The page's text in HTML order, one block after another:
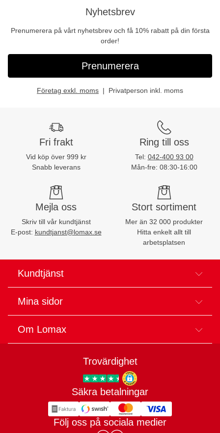
Nyhetsbrev
Prenumerera på vårt nyhetsbrev och få 10% rabatt på din första
order!
Prenumerera
Företag exkl. moms Privatperson inkl. moms
Fri frakt
Vid köp över 999 kr
Snabb leverans
Ring till oss
Tel: 042-400 93 00
Mån-fre: 08:30-16:00
Mejla oss
Skriv till vår kundtjänst
E-post: kundtjanst@lomax.se
Stort sortiment
Mer än 32 000 produkter
Hitta enkelt allt till
arbetsplatsen
Kundtjänst
Mina sidor
Om Lomax
Trovärdighet
Trygg E-handel
Säkra betalningar
Följ oss på sociala medier